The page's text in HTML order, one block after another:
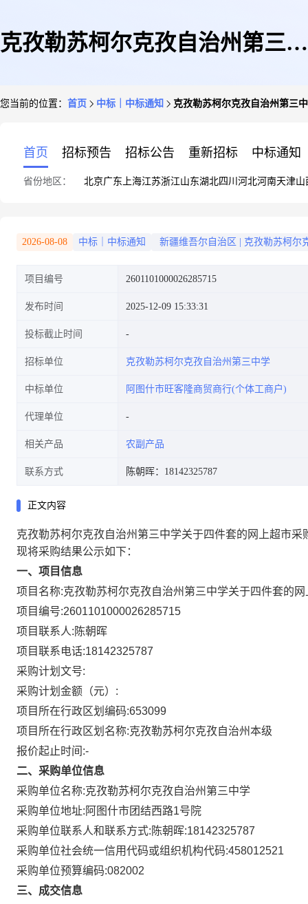
克孜勒苏柯尔克孜自治州第三中
您当前的位置： 首页 中标｜中标通知 克孜勒苏柯尔克孜自治州第三
首页 招标预告 招标公告 重新招标 中标通知
省份地区： 北京广东 上海江苏浙江山东湖北四川 河北河南天津山
2026-08-08 中标｜中标通知 新疆维吾尔自治区 克孜勒苏柯尔
项目编号 2601101000026285715
发布时间 2025-12-09 15:33:31
投标截止时间
招标单位 克孜勒苏柯尔克孜自治州第三中学
中标单位 阿图什市旺客隆商贸商行(个体工商户)
代理单位
相关产品 农副产品
联系方式 陈朝晖：18142325787
正文内容
克孜勒苏柯尔克孜自治州第三中学关于四件套的网上超市采
现将采购结果公示如下：
一、项目信息
项目名称:克孜勒苏柯尔克孜自治州第三中学关于四件套的
项目编号:2601101000026285715
项目联系人: 陈朝晖
项目联系电话:18142325787
采购计划文号:
采购计划金额（元）:
项目所在行政区划编码:653099
项目所在行政区划名称:克孜勒苏柯尔克孜自治州本级
报价起止时间:-
二、采购单位信息
采购单位名称:克孜勒苏柯尔克孜自治州第三中学
采购单位地址: 阿图什市团结西路1号院
采购单位联系人和联系方式: 陈朝晖:18142325787
采购单位社会统一信用代码或组织机构代码:458012521
采购单位预算编码:082002
三、成交信息